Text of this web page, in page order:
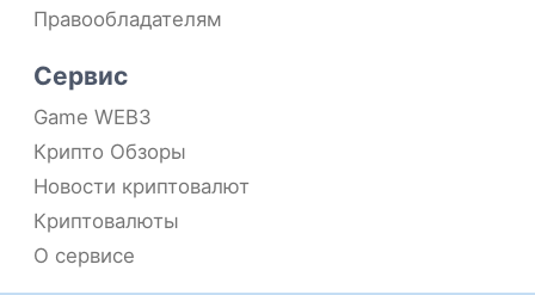
Правообладателям
Сервис
Game WEB3
Крипто Обзоры
Новости криптовалют
Криптовалюты
О сервисе